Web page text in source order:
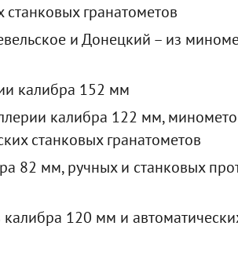
гранатометов
и Донецкий – из
калибра 152 мм
калибра 122 мм,
станковых гранатометов
82 мм, ручных и станковых
120 мм и